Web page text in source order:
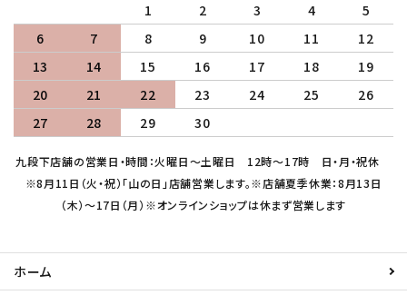
1
2 3 4
5
6
7 8 9 10 11
12
13
14 15 16 17 18
19
20
21 22 23 24 25
26
27
28 29 30
九段下店舗の営業日・時間：火曜日～土曜日 12時～17時 日・月・祝休
※8月11日（火・祝）「山の日」店舗営業します。※店舗夏季休業：8月13日
（木）～17日（月）※オンラインショップは休まず営業します
ホーム